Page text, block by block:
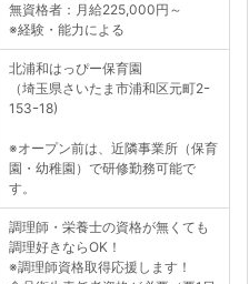
無資格者：月給225,000円～
※経験・能力による
北浦和はっぴー保育園
（埼玉県さいたま市浦和区元町2ｰ
153ｰ18)
※オープン前は、近隣事業所（保育
園・幼稚園）で研修勤務可能で
す。
調理師・栄養士の資格が無くても
調理好きならOK！
※調理師資格取得応援します！